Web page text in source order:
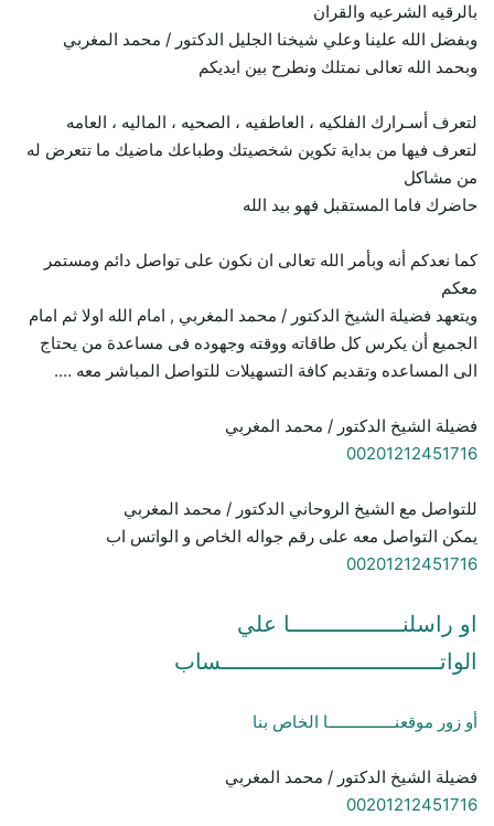
بالرقيه الشرعيه والقران
وبفضل الله علينا وعلي شيخنا الجليل الدكتور / محمد المغربي
وبحمد الله تعالى نمتلك ونطرح بين ايديكم
لتعرف أسـرارك الفلكيه ، العاطفيه ، الصحيه ، الماليه ، العامه
لتعرف فيها من بداية تكوين شخصيتك وطباعك ماضيك ما تتعرض له
من مشاكل
حاضرك فاما المستقبل فهو بيد الله
كما نعدكم أنه وبأمر الله تعالى ان نكون على تواصل دائم ومستمر
معكم
ويتعهد فضيلة الشيخ الدكتور / محمد المغربي , امام الله اولا ثم امام
الجميع أن يكرس كل طاقاته ووقته وجهوده فى مساعدة من يحتاج
الى المساعده وتقديم كافة التسهيلات للتواصل المباشر معه ….
فضيلة الشيخ الدكتور / محمد المغربي
00201212451716
للتواصل مع الشيخ الروحاني الدكتور / محمد المغربي
يمكن التواصل معه على رقم جواله الخاص و الواتس اب
00201212451716
او راسلنـــــــــــــــــا علي
الواتـــــــــــــــــــــــــــــــــساب
أو زور موقعنـــــــــــــــا الخاص بنا
فضيلة الشيخ الدكتور / محمد المغربي
00201212451716